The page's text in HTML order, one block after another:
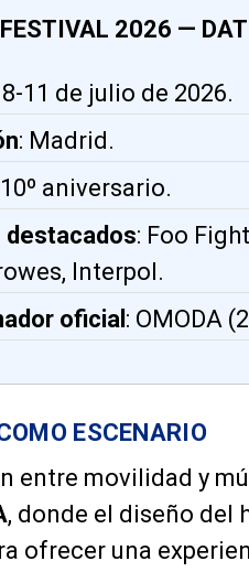
2026 —
8-11 de julio de 2026.
: Madrid.
aniversario.
: Foo
Interpol.
oficial : OMODA
ESCENARIO
entre movilidad y
, donde el diseño del
ofrecer una